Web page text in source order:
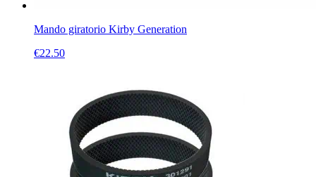
Mando giratorio Kirby Generation
€22.50